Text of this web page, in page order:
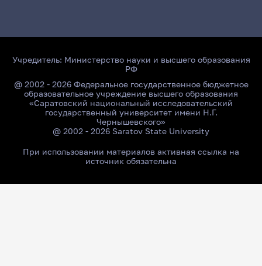
Учредитель: Министерство науки и высшего образования
РФ
@ 2002 - 2026 Федеральное государственное бюджетное
образовательное учреждение высшего образования
«Саратовский национальный исследовательский
государственный университет имени Н.Г.
Чернышевского»
@ 2002 - 2026 Saratov State University
При использовании материалов активная ссылка на
источник обязательна